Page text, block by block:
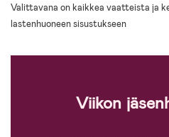
Valittavana on kaikkea vaatteista ja
lastenhuoneen sisustukseen
Viikon